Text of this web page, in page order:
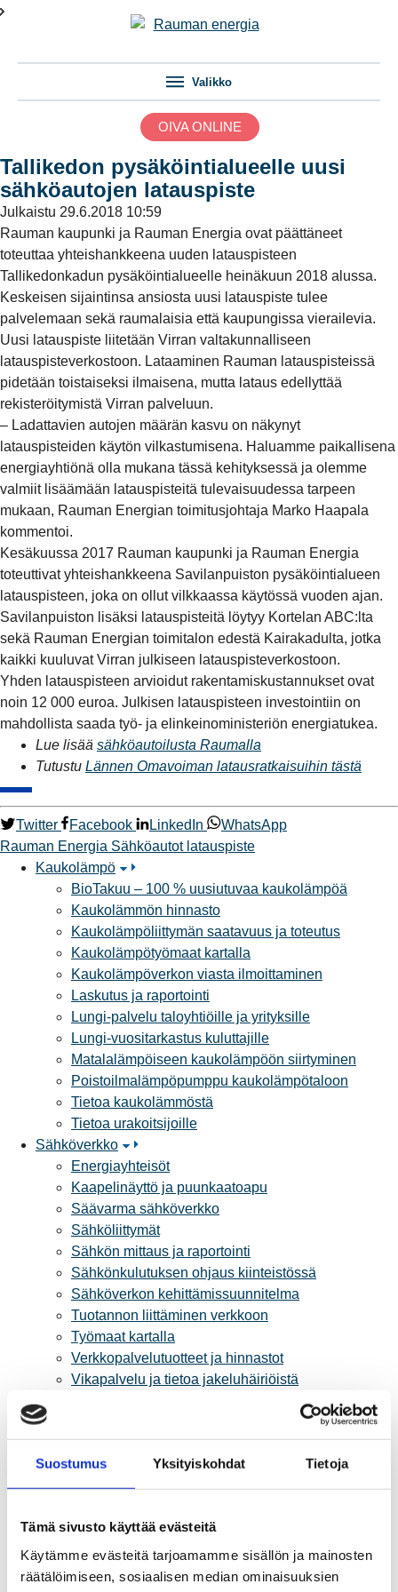
Suostumus Yksityiskohdat Tietoja
Tämä sivusto käyttää evästeitä
Käytämme evästeitä tarjoamamme sisällön ja mainosten
räätälöimiseen, sosiaalisen median ominaisuuksien
Valikko
OIVA ONLINE
Tallikedon pysäköintialueelle uusi
sähköautojen latauspiste
Julkaistu 29.6.2018 10:59
Rauman kaupunki ja Rauman Energia ovat päättäneet
toteuttaa yhteishankkeena uuden latauspisteen
Tallikedonkadun pysäköintialueelle heinäkuun 2018 alussa.
Keskeisen sijaintinsa ansiosta uusi latauspiste tulee
palvelemaan sekä raumalaisia että kaupungissa vierailevia.
Uusi latauspiste liitetään Virran valtakunnalliseen
latauspisteverkostoon. Lataaminen Rauman latauspisteissä
pidetään toistaiseksi ilmaisena, mutta lataus edellyttää
rekisteröitymistä Virran palveluun.
– Ladattavien autojen määrän kasvu on näkynyt
latauspisteiden käytön vilkastumisena. Haluamme paikallisena
energiayhtiönä olla mukana tässä kehityksessä ja olemme
valmiit lisäämään latauspisteitä tulevaisuudessa tarpeen
mukaan, Rauman Energian toimitusjohtaja Marko Haapala
kommentoi.
Kesäkuussa 2017 Rauman kaupunki ja Rauman Energia
toteuttivat yhteishankkeena Savilanpuiston pysäköintialueen
latauspisteen, joka on ollut vilkkaassa käytössä vuoden ajan.
Savilanpuiston lisäksi latauspisteitä löytyy Kortelan ABC:lta
sekä Rauman Energian toimitalon edestä Kairakadulta, jotka
kaikki kuuluvat Virran julkiseen latauspisteverkostoon.
Yhden latauspisteen arvioidut rakentamiskustannukset ovat
noin 12 000 euroa. Julkisen latauspisteen investointiin on
mahdollista saada työ- ja elinkeinoministeriön energiatukea.
Lue lisää sähköautoilusta Raumalla
Tutustu Lännen Omavoiman latausratkaisuihin tästä
Twitter Facebook LinkedIn
WhatsApp
Rauman Energia Sähköautot latauspiste
Kaukolämpö
BioTakuu – 100 % uusiutuvaa kaukolämpöä
Kaukolämmön hinnasto
Kaukolämpöliittymän saatavuus ja toteutus
Kaukolämpötyömaat kartalla
Kaukolämpöverkon viasta ilmoittaminen
Laskutus ja raportointi
Lungi-palvelu taloyhtiöille ja yrityksille
Lungi-vuositarkastus kuluttajille
Matalalämpöiseen kaukolämpöön siirtyminen
Poistoilmalämpöpumppu kaukolämpötaloon
Tietoa kaukolämmöstä
Tietoa urakoitsijoille
Sähköverkko
Energiayhteisöt
Kaapelinäyttö ja puunkaatoapu
Säävarma sähköverkko
Sähköliittymät
Sähkön mittaus ja raportointi
Sähkönkulutuksen ohjaus kiinteistössä
Sähköverkon kehittämissuunnitelma
Tuotannon liittäminen verkkoon
Työmaat kartalla
Verkkopalvelutuotteet ja hinnastot
Vikapalvelu ja tietoa jakeluhäiriöistä
Yritystietoa
Tietoa Rauman Energiasta
Vuosikertomukset ja asiakaslehti
Yhteistyöverkosto
Aurinkosähkön hankinta
Energiansäästö kotitaloudessa
Kulutuksen seuranta